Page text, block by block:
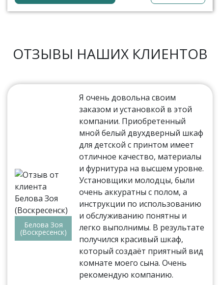
ОТЗЫВЫ НАШИХ КЛИЕНТОВ
Белова Зоя
(Воскресенск)
Я очень довольна своим
заказом и установкой в этой
компании. Приобретенный
мной белый двухдверный шкаф
для детской с принтом имеет
отличное качество, материалы
и фурнитура на высшем уровне.
Установщики молодцы, были
очень аккуратны с полом, а
инструкции по использованию
и обслуживанию понятны и
легко выполнимы. В результате
получился красивый шкаф,
который создаёт приятный вид
комнате моего сына. Очень
рекомендую компанию.